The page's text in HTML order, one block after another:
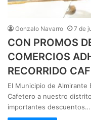
Gonzalo Navarro 7 de
CON PROMOS
COMERCIOS
RECORRIDO
El Municipio de Almirante
Cafetero a nuestro
importantes descuentos…